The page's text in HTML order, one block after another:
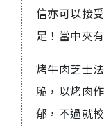
信亦可以接
足！當中夾
烤牛肉芝士
脆，以烤肉
郁，不過就